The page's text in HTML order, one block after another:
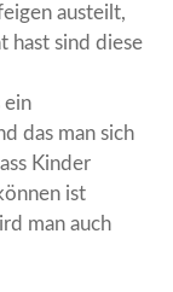
austeilt,
hast sind diese
ein
das man sich
Kinder
ist
man auch